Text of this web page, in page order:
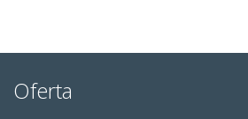
Oferta